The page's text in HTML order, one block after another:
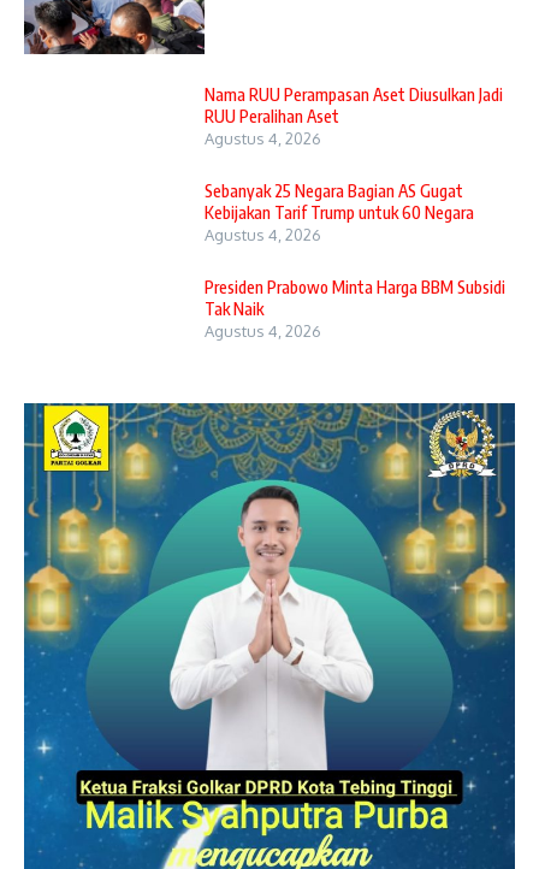
Nama RUU Perampasan Aset Diusulkan Jadi
RUU Peralihan Aset
Agustus 4, 2026
Sebanyak 25 Negara Bagian AS Gugat
Kebijakan Tarif Trump untuk 60 Negara
Agustus 4, 2026
Presiden Prabowo Minta Harga BBM Subsidi
Tak Naik
Agustus 4, 2026